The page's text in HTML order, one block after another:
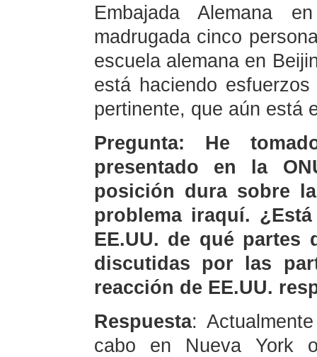
Embajada Alemana
madrugada cinco
escuela alemana en
está haciendo
pertinente, que aún está
Pregunta: He
presentado en la
posición dura sobre
problema iraquí.
EE.UU. de qué
discutidas por las
reacción de EE.UU.
Respuesta:
cabo en Nueva York